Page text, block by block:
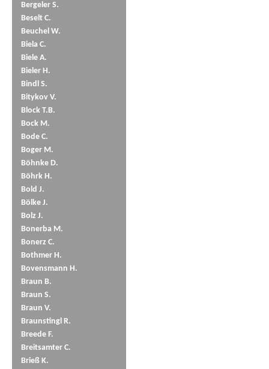
Bergeler S.
Beselt C.
Beuchel W.
Biela C.
Biele A.
Bieler H.
Bindl S.
Bitykov V.
Block T.B.
Bock M.
Bode C.
Boger M.
Böhnke D.
Böhrk H.
Bold J.
Bölke J.
Bolz J.
Bonerba M.
Bonerz C.
Bothmer H.
Bovensmann H.
Braun B.
Braun S.
Braun V.
Braunstingl R.
Breede F.
Breitsamter C.
Brieß K.